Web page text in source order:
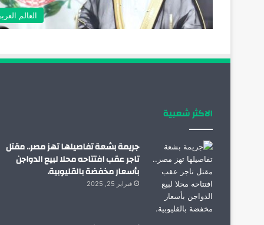
العالم
الاكثر شعبية
جريمة بشعة تفاصيلها تهز مصر.. مقتل
تاجر عقب افتتاحه محلا لبيع الدواجن
بأسعار مخفضة بالقليوبية.
فبراير 25, 2025